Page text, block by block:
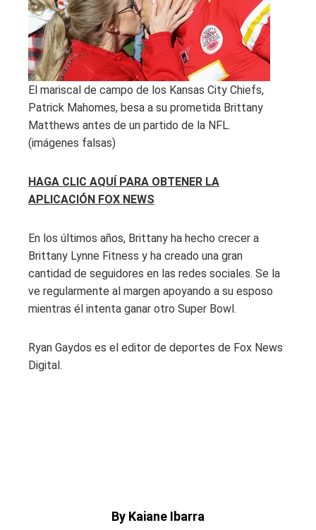
El mariscal de campo de los Kansas City Chiefs,
Patrick Mahomes, besa a su prometida Brittany
Matthews antes de un partido de la NFL.
(imágenes falsas)
HAGA CLIC AQUÍ PARA OBTENER LA
APLICACIÓN FOX NEWS
En los últimos años, Brittany ha hecho crecer a
Brittany Lynne Fitness y ha creado una gran
cantidad de seguidores en las redes sociales. Se la
ve regularmente al margen apoyando a su esposo
mientras él intenta ganar otro Super Bowl.
Ryan Gaydos es el editor de deportes de Fox News
Digital.
By Kaiane Ibarra